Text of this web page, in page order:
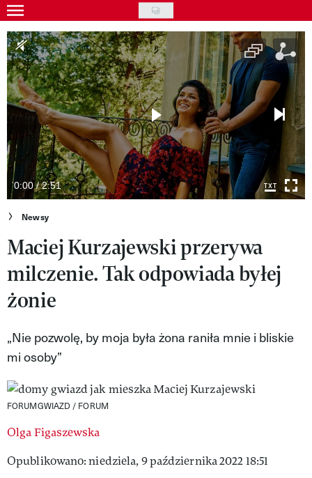
Skip
to
main
content
Gwiazdy
Ludzie
Moda
Uroda
Styl życia
Kultura
Wideo
Nasze akcje
VIVA!ART
VIVA!MODA
VIVA!MAN
VIVA!PEOPLE POWER
0:00 / 2:51
Newsy
Maciej Kurzajewski przerywa
milczenie. Tak odpowiada byłej
żonie
„Nie pozwolę, by moja była żona raniła mnie i bliskie
mi osoby”
FORUMGWIAZD / FORUM
Olga Figaszewska
Opublikowano: niedziela, 9 października 2022 18:51